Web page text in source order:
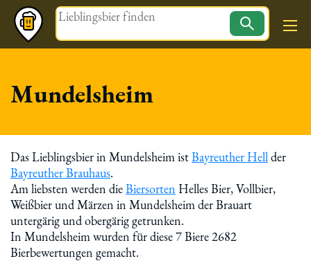
Magazin
Mundelsheim
Das Lieblingsbier in Mundelsheim istBayreuther Hellder
Bayreuther Brauhaus.
Am liebsten werden dieBiersorten Helles Bier, Vollbier,
Weißbier und Märzen in Mundelsheim der Brauart
untergärig und obergärig getrunken.
In Mundelsheim wurden für diese 7 Biere 2682
Bierbewertungen gemacht.